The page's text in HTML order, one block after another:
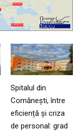
Spitalul din
Comănești, între
eficiență și criza
de personal: grad